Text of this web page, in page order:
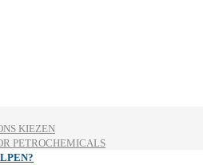
KIEZEN
PETROCHEMICALS